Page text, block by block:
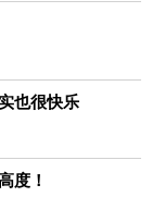
也很快乐
度！